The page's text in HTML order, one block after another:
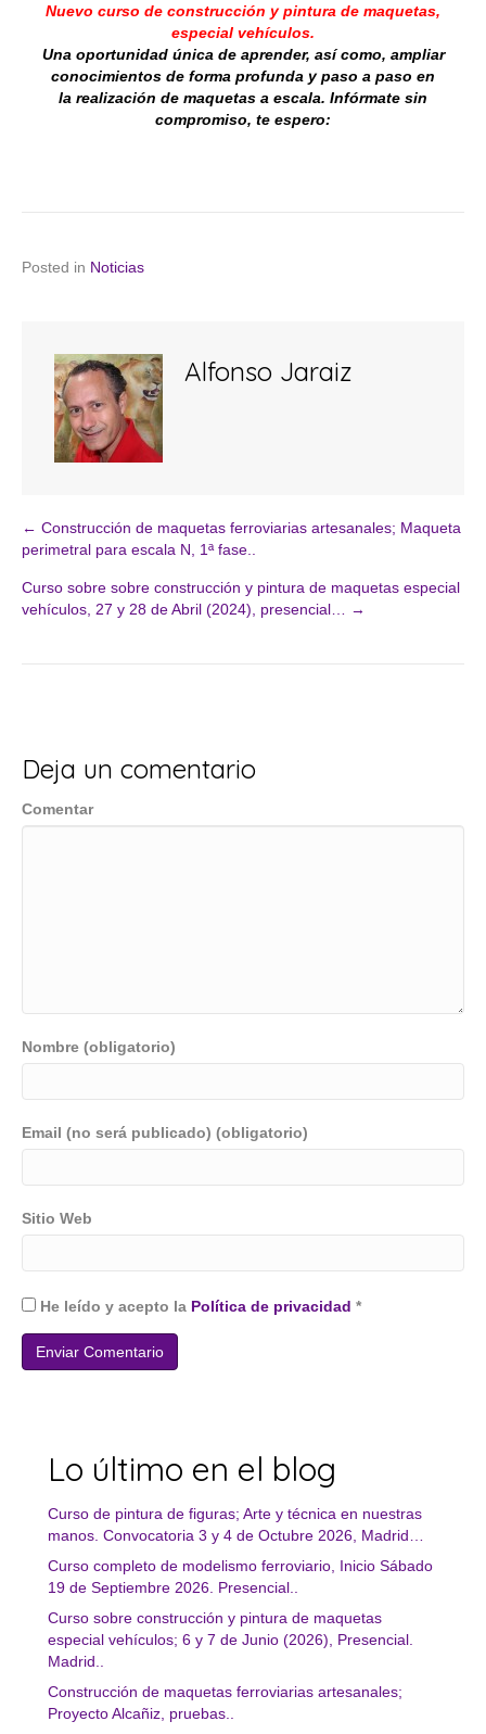
Nuevo curso de construcción y pintura de maquetas,
especial vehículos.
Una oportunidad única de aprender, así como, ampliar
conocimientos de forma profunda y paso a paso en
la realización de maquetas a escala. Infórmate sin
compromiso, te espero:
Posted in Noticias
Alfonso Jaraiz
Navegación
de
← Construcción de maquetas ferroviarias artesanales; Maqueta
perimetral para escala N, 1ª fase..
Curso sobre sobre construcción y pintura de maquetas especial
vehículos, 27 y 28 de Abril (2024), presencial… →
Deja un comentario
Comentar
Nombre (obligatorio)
Email (no será publicado) (obligatorio)
Sitio Web
He leído y acepto la Política de privacidad *
Lo último en el blog
Curso de pintura de figuras; Arte y técnica en nuestras
manos. Convocatoria 3 y 4 de Octubre 2026, Madrid…
Curso completo de modelismo ferroviario, Inicio Sábado
19 de Septiembre 2026. Presencial..
Curso sobre construcción y pintura de maquetas
especial vehículos; 6 y 7 de Junio (2026), Presencial.
Madrid..
Construcción de maquetas ferroviarias artesanales;
Proyecto Alcañiz, pruebas..